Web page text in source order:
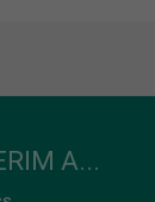
A...